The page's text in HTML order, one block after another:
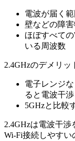
電波が届く
壁などの障
ほぼすべて
いる周波数
2.4GHzのデメリッ
電子レンジ
ると電波干
5GHzと比較
2.4GHzは電波干
Wi-Fi接続しやすい